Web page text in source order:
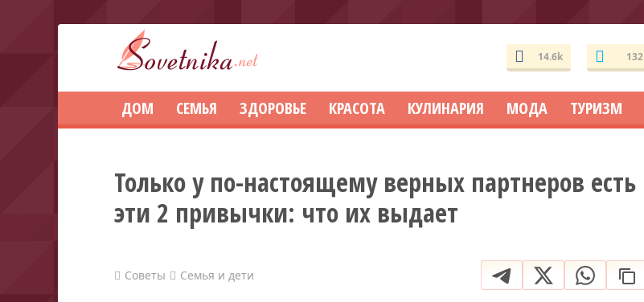
14.6k 132
ДОМ СЕМЬЯ ЗДОРОВЬЕ КРАСОТА КУЛИНАРИЯ МОДА ТУРИЗМ
Только у по-настоящему верных партнеров есть
эти 2 привычки: что их выдает
Советы Семья и дети